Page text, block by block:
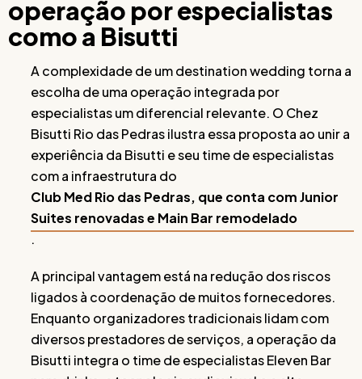
operação por especialistas
como a Bisutti
A complexidade de um destination wedding torna a
escolha de uma operação integrada por
especialistas um diferencial relevante. O Chez
Bisutti Rio das Pedras ilustra essa proposta ao unir a
experiência da Bisutti e seu time de especialistas
com a infraestrutura do
Club Med Rio das Pedras, que conta com Junior
Suites renovadas e Main Bar remodelado
.
A principal vantagem está na redução dos riscos
ligados à coordenação de muitos fornecedores.
Enquanto organizadores tradicionais lidam com
diversos prestadores de serviços, a operação da
Bisutti integra o time de especialistas Eleven Bar